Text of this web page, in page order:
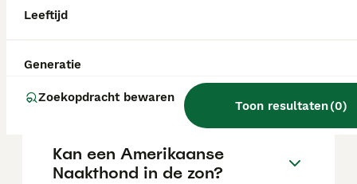
Leeftijd
Generatie
Zoekopdracht bewaren
Toon resultaten(0)
terriërs goede huisdieren?
Hoe is het karakter van een
Amerikaanse Naakthond?
Kan een Amerikaanse
Naakthond in de zon?